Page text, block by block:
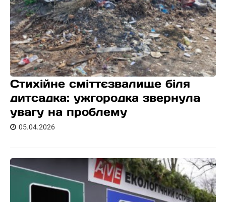
Стихійне сміттєзвалище біля
дитсадка: ужгородка звернула
увагу на проблему
05.04.2026